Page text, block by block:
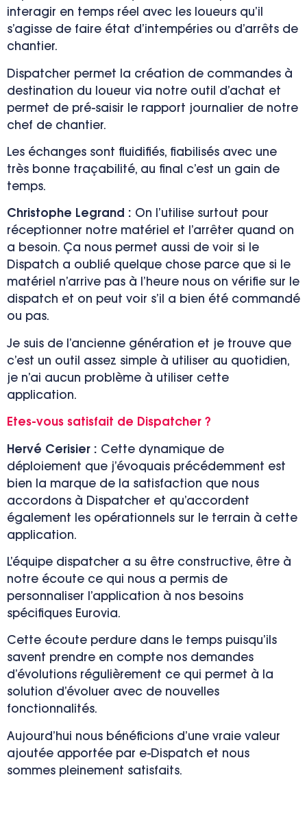
interagir en temps réel avec les loueurs qu’il
s’agisse de faire état d’intempéries ou d’arrêts de
chantier.
Dispatcher permet la création de commandes à
destination du loueur via notre outil d’achat et
permet de pré-saisir le rapport journalier de notre
chef de chantier.
Les échanges sont fluidifiés, fiabilisés avec une
très bonne traçabilité, au final c’est un gain de
temps.
Christophe Legrand : On l’utilise surtout pour
réceptionner notre matériel et l’arrêter quand on
a besoin. Ça nous permet aussi de voir si le
Dispatch a oublié quelque chose parce que si le
matériel n’arrive pas à l’heure nous on vérifie sur le
dispatch et on peut voir s’il a bien été commandé
ou pas.
Je suis de l’ancienne génération et je trouve que
c’est un outil assez simple à utiliser au quotidien,
je n’ai aucun problème à utiliser cette
application.
Etes-vous satisfait de Dispatcher ?
Hervé Cerisier : Cette dynamique de
déploiement que j’évoquais précédemment est
bien la marque de la satisfaction que nous
accordons à Dispatcher et qu’accordent
également les opérationnels sur le terrain à cette
application.
L’équipe dispatcher a su être constructive, être à
notre écoute ce qui nous a permis de
personnaliser l’application à nos besoins
spécifiques Eurovia.
Cette écoute perdure dans le temps puisqu’ils
savent prendre en compte nos demandes
d’évolutions régulièrement ce qui permet à la
solution d’évoluer avec de nouvelles
fonctionnalités.
Aujourd’hui nous bénéficions d’une vraie valeur
ajoutée apportée par e-Dispatch et nous
sommes pleinement satisfaits.